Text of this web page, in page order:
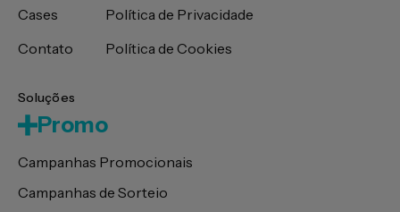
Cases
Contato
Política de Privacidade
Política de Cookies
Soluções
Promo
Campanhas Promocionais
Campanhas de Sorteio